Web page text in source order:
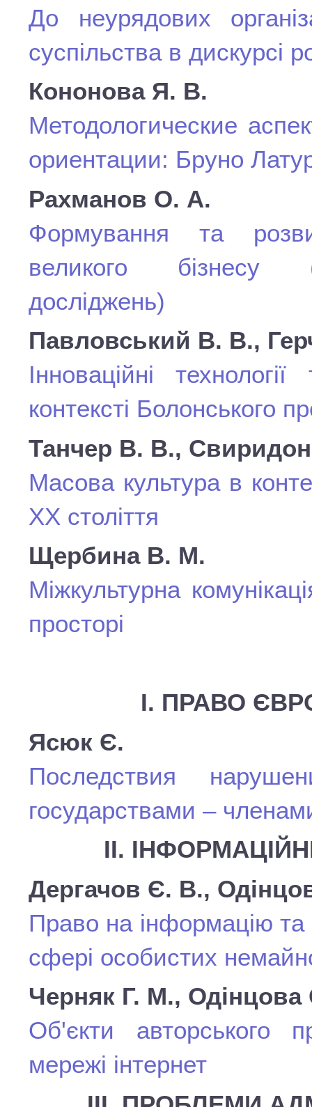
До неурядових
суспільства в дискурсі
Кононова Я. В.
Методологические
ориентации: Бруно
Рахманов О. А.
Формування та
великого бізнесу
досліджень)
Павловський В. В.,
Інноваційні
контексті Болонського
Танчер В. В.,
Масова культура в
ХХ століття
Щербина В. М.
Міжкультурна
просторі
І. ПРАВО
Ясюк Є.
Последствия
государствами –
ІІ.
Дергачов Є. В.,
Право на інформацію та
сфері особистих
Черняк Г. М.,
Об'єкти авторського
мережі інтернет